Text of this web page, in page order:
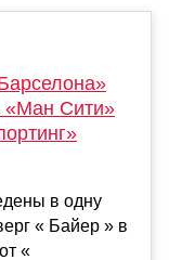
«Ман Сити»
в одну
« Байер » в
«